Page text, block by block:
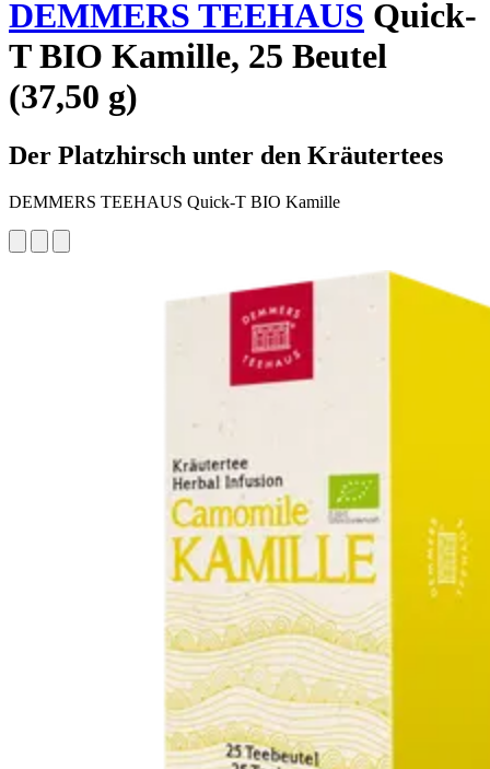
DEMMERS TEEHAUS Quick-
T BIO Kamille, 25 Beutel
(37,50 g)
Der Platzhirsch unter den Kräutertees
DEMMERS TEEHAUS Quick-T BIO Kamille